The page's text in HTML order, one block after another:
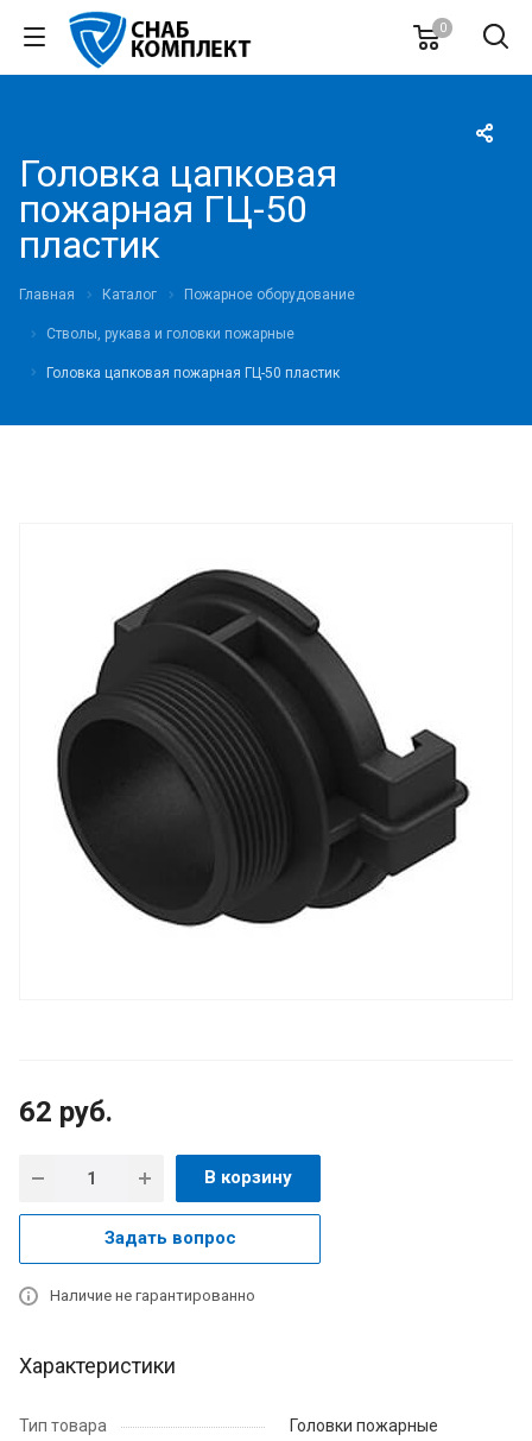
0
Головка цапковая
пожарная ГЦ-50
пластик
Главная Каталог Пожарное оборудование
Стволы, рукава и головки пожарные
Головка цапковая пожарная ГЦ-50 пластик
62 руб.
В корзину
Задать вопрос
Наличие не гарантированно
Характеристики
Тип товара
Головки пожарные